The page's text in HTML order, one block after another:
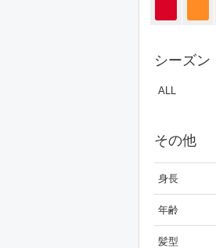
シーズン
ALL
その他
身長
年齢
髪型